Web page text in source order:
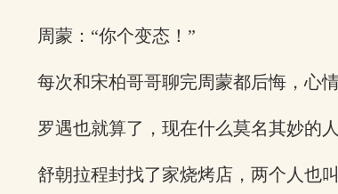
周蒙：“你个变态！”
每次和宋柏哥哥聊完周蒙都后悔，心
罗遇也就算了，现在什么莫名其妙的
舒朝拉程封找了家烧烤店，两个人也叫